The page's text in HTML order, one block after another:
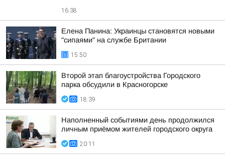
16:38
Елена Панина: Украинцы становятся новыми
"сипаями" на службе Британии
15:50
Второй этап благоустройства Городского
парка обсудили в Красногорске
18:39
Наполненный событиями день продолжился
личным приёмом жителей городского округа
20:11